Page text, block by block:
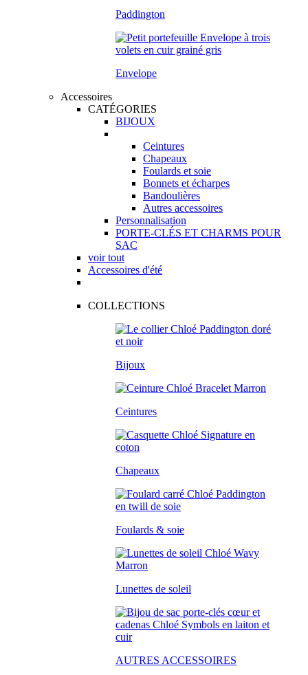
Paddington
Envelope
Accessoires
CATÉGORIES
BIJOUX
Ceintures
Chapeaux
Foulards et soie
Bonnets et écharpes
Bandoulières
Autres accessoires
Personnalisation
PORTE-CLÉS ET CHARMS POUR
SAC
voir tout
Accessoires d'été
COLLECTIONS
Bijoux
Ceintures
Chapeaux
Foulards & soie
Lunettes de soleil
AUTRES ACCESSOIRES